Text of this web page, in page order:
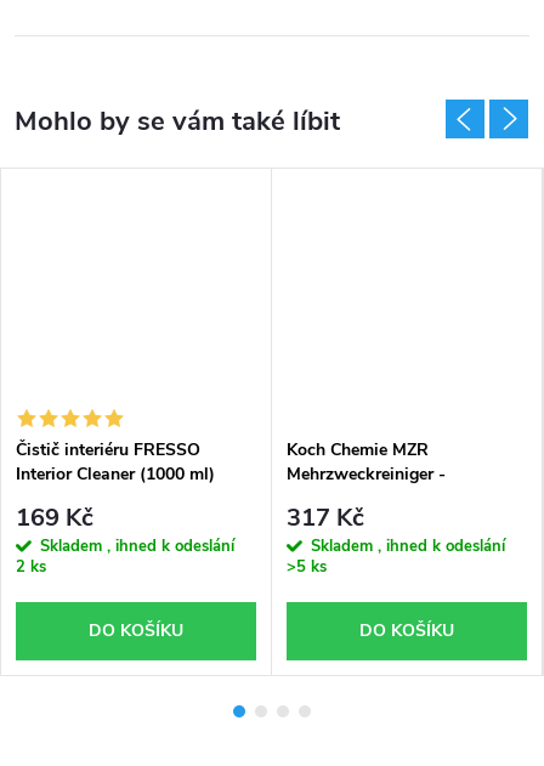
Čistič interiéru FRESSO
Interior Cleaner (1000 ml)
169 Kč
Skladem , ihned k odeslání
2 ks
DO KOŠÍKU
Koch Chemie MZR
Mehrzweckreiniger -
(1000ml)
317 Kč
Skladem , ihned k odeslání
>5 ks
DO KOŠÍKU